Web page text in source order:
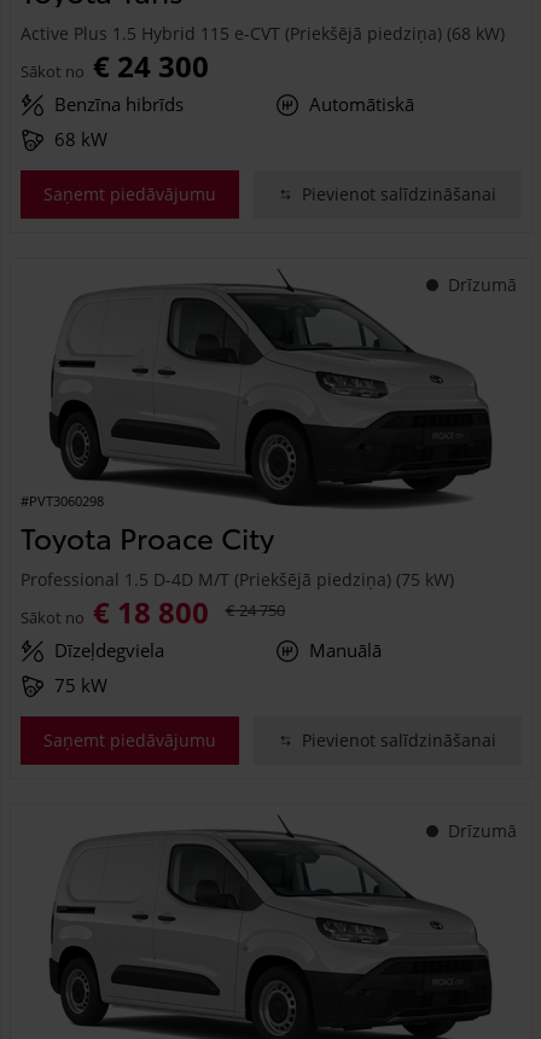
Active Plus 1.5 Hybrid 115 e-CVT (Priekšējā piedziņa) (68 kW)
Sākot no € 24 300
Benzīna hibrīds
Automātiskā
68 kW
Saņemt piedāvājumu Pievienot salīdzināšanai
Drīzumā
#PVT3060298
Toyota Proace City
Professional 1.5 D-4D M/T (Priekšējā piedziņa) (75 kW)
Sākot no € 18 800 € 24 750
Dīzeļdegviela
Manuālā
75 kW
Saņemt piedāvājumu Pievienot salīdzināšanai
Drīzumā